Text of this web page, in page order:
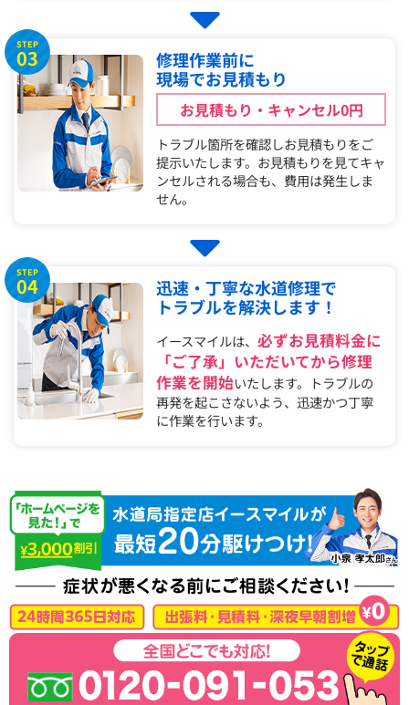
STEP
03
修理作業前に
現場でお見積もり
お見積もり・キャンセル0円
トラブル箇所を確認しお見積もりをご
提示いたします。お見積もりを見てキャ
ンセルされる場合も、費用は発生しま
せん。
STEP
04
迅速・丁寧な水道修理で
トラブルを解決します！
イースマイルは、必ずお見積料金に
「ご了承」いただいてから修理
作業を開始いたします。トラブルの
再発を起こさないよう、迅速かつ丁寧
に作業を行います。